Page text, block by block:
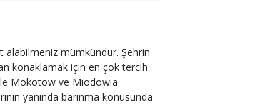
alabilmeniz mümkündür. Şehrin
konaklamak için en çok tercih
Mokotow ve Miodowia
yanında barınma konusunda